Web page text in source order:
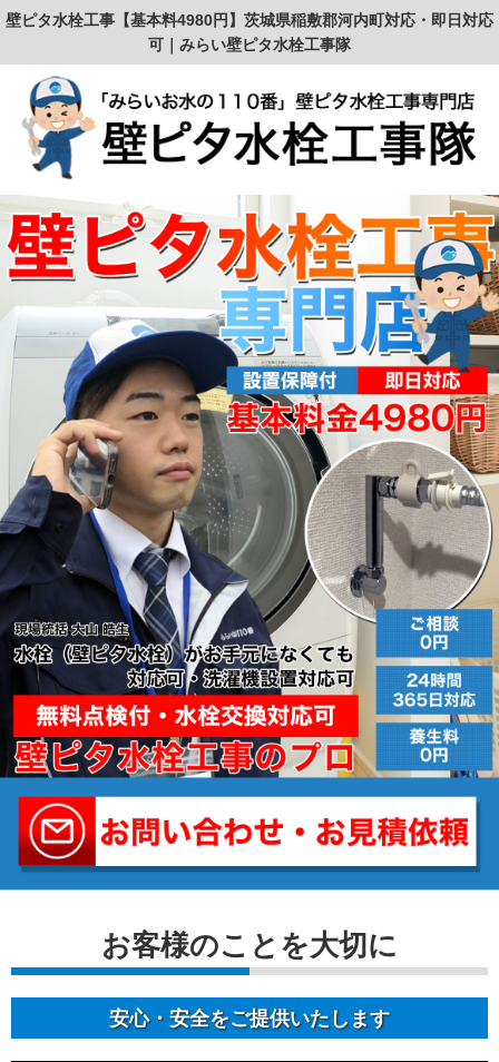
壁ピタ水栓工事【基本料4980円】茨城県稲敷郡河内町対応・即日対応
可｜みらい壁ピタ水栓工事隊
お客様のことを⼤切に
安⼼・安全をご提供いたします